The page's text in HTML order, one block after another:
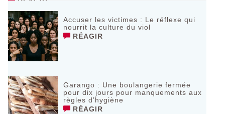
Accuser les victimes : Le réflexe qui
nourrit la culture du viol
RÉAGIR
Garango : Une boulangerie fermée
pour dix jours pour manquements aux
règles d’hygiène
RÉAGIR